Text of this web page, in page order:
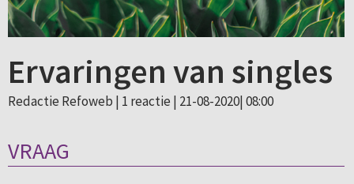
Ervaringen van singles
Redactie Refoweb | 1 reactie | 21-08-2020| 08:00
VRAAG